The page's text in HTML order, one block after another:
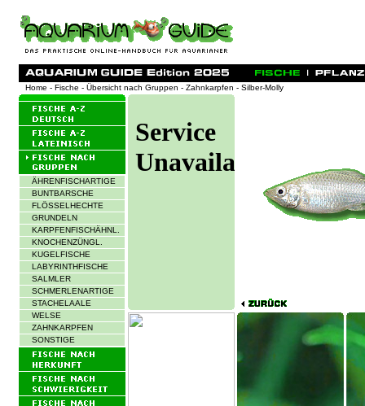
Home - Fische - Übersicht nach Gruppen - Zahnkarpfen - Silber-Molly
ÄHRENFISCHARTIGE
BUNTBARSCHE
FLÖSSELHECHTE
GRUNDELN
KARPFENFISCHÄHNL.
KNOCHENZÜNGL.
KUGELFISCHE
LABYRINTHFISCHE
SALMLER
SCHMERLENARTIGE
STACHELAALE
WELSE
ZAHNKARPFEN
SONSTIGE